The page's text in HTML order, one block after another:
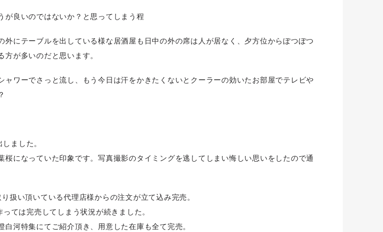
が良いのではないか？と思ってしまう程
にテーブルを出している様な居酒屋も日中の外の席は人が居なく、夕方位からぽつぽつ
が多いのだと思います。
ワーでさっと流し、もう今日は汗をかきたくないとクーラーの効いたお部屋でテレビや
ました。
になっていた印象です。写真撮影のタイミングを逃してしまい悔しい思いをしたので通
扱い頂いている代理店様からの注文が立て込み完売。
ては完売してしまう状況が続きました。
河特集にてご紹介頂き、用意した在庫も全て完売。